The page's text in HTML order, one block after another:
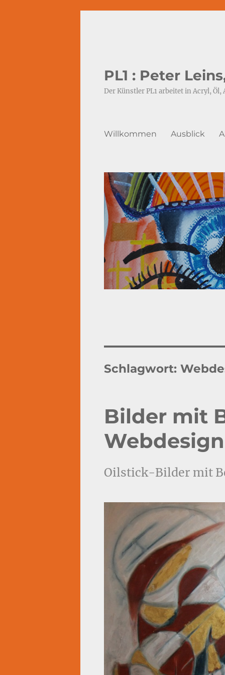
PL1 : Peter
Der Künstler PL1 arbeitet in Acryl, Öl,
Willkommen Ausblick
Schlagwort:
Bilder mit
Webdesign
Oilstick-Bilder mit